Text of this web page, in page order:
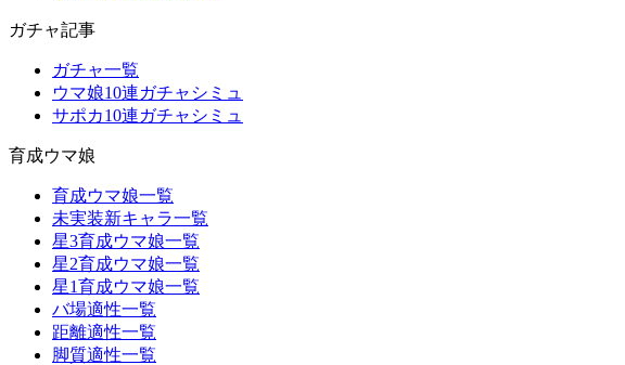
ガチャ記事
ガチャ一覧
ウマ娘10連ガチャシミュ
サポカ10連ガチャシミュ
育成ウマ娘
育成ウマ娘一覧
未実装新キャラ一覧
星3育成ウマ娘一覧
星2育成ウマ娘一覧
星1育成ウマ娘一覧
バ場適性一覧
距離適性一覧
脚質適性一覧